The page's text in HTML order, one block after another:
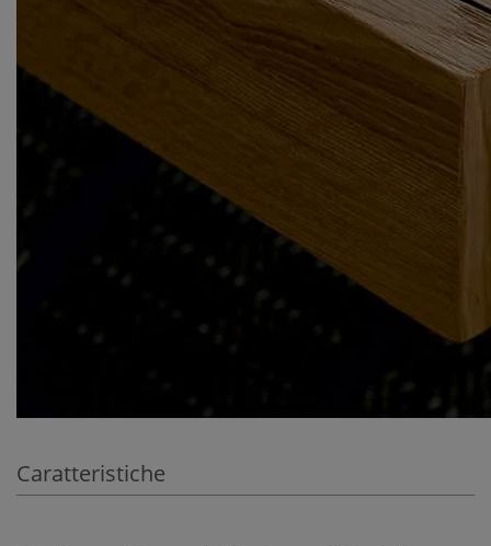
Caratteristiche